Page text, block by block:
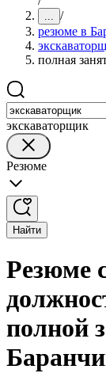
... /
резюме в
полная
экскаваторщик
Резюме
Найти
Резюме
полной